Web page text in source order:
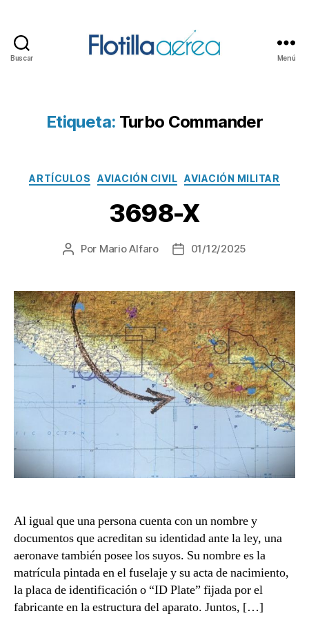
Buscar Menú
Etiqueta: Turbo Commander
Categorías
ARTÍCULOS AVIACIÓN CIVIL AVIACIÓN MILITAR
3698-X
Autor
entrada
Por Mario Alfaro
Fecha
entrada
01/12/2025
Al igual que una persona cuenta con un nombre y
documentos que acreditan su identidad ante la ley, una
aeronave también posee los suyos. Su nombre es la
matrícula pintada en el fuselaje y su acta de nacimiento,
la placa de identificación o “ID Plate” fijada por el
fabricante en la estructura del aparato. Juntos, […]